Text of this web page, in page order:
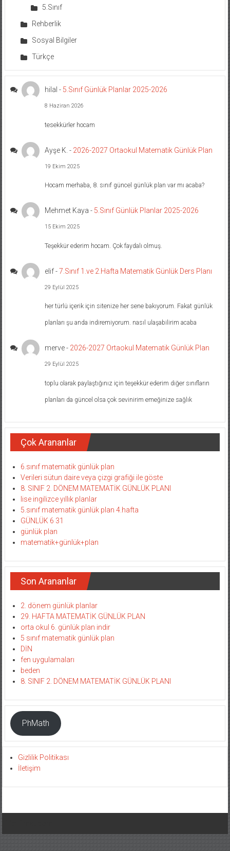
5.Sınıf
Rehberlik
Sosyal Bilgiler
Türkçe
hilal - 5.Sınıf Günlük Planlar 2025-2026
8 Haziran 2026
tesekkürler hocam
Ayşe K. - 2026-2027 Ortaokul Matematik Günlük Plan
19 Ekim 2025
Hocam merhaba, 8. sınıf güncel günlük plan var mı acaba?
Mehmet Kaya - 5.Sınıf Günlük Planlar 2025-2026
15 Ekim 2025
Teşekkür ederim hocam. Çok faydalı olmuş.
elif-7.Sınıf 1.ve 2.Hafta Matematik Günlük Ders Planı
29 Eylül 2025
her türlü içerik için sitenize her sene bakıyorum. Fakat günlük
planları şu anda indiremiyorum. nasıl ulaşabilirim acaba
merve- 2026-2027 Ortaokul Matematik Günlük Plan
29 Eylül 2025
toplu olarak paylaştığınız için teşekkür ederim diğer sınıfların
planları da güncel olsa çok sevinirim emeğinize sağlık
Çok Arananlar
6.sınıf matematik günlük plan
Verileri sütun daire veya çizgi grafiği ile göste
8. SINIF 2. DÖNEM MATEMATİK GÜNLÜK PLANI
lise ingilizce yıllık planlar
5.sınıf matematik günlük plan 4.hafta
GÜNLÜK 6 31
günlük plan
matematik+günlük+plan
Son Arananlar
2. dönem günlük planlar
29. HAFTA MATEMATİK GÜNLÜK PLAN
orta okul 6. günlük plan indir
5 sınıf matematik günlük plan
DİN
fen uygulamaları
beden
8. SINIF 2. DÖNEM MATEMATİK GÜNLÜK PLANI
PhMath
Gizlilik Politikası
İletişim